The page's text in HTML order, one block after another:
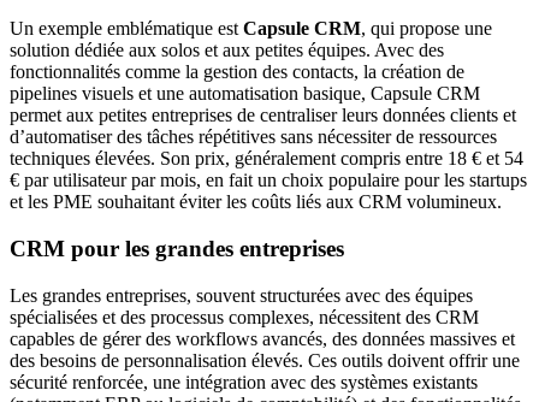
Un exemple emblématique estCapsule CRM, qui propose une
solution dédiée aux solos et aux petites équipes. Avec des
fonctionnalités comme la gestion des contacts, la création de
pipelines visuels et une automatisation basique, Capsule CRM
permet aux petites entreprises de centraliser leurs données clients et
d’automatiser des tâches répétitives sans nécessiter de ressources
techniques élevées. Son prix, généralement compris entre 18 € et 54
€ par utilisateur par mois, en fait un choix populaire pour les startups
et les PME souhaitant éviter les coûts liés aux CRM volumineux.
CRM pour les grandes entreprises
Les grandes entreprises, souvent structurées avec des équipes
spécialisées et des processus complexes, nécessitent des CRM
capables de gérer des workflows avancés, des données massives et
des besoins de personnalisation élevés. Ces outils doivent offrir une
sécurité renforcée, une intégration avec des systèmes existants